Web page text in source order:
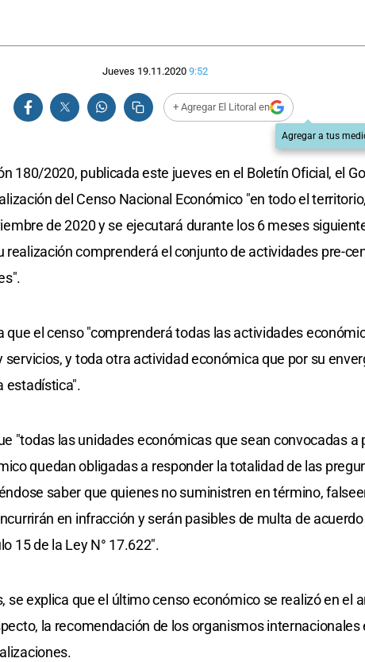
Jueves 19.11.2020 9:52
+ Agregar El Litoral en
Agregar a tus
180/2020, publicada este jueves en el Boletín Oficial, el
del Censo Nacional Económico "en todo el
de 2020 y se ejecutará durante los 6 meses
realización comprenderá el conjunto de actividades pre-
que el censo "comprenderá todas las actividades
servicios, y toda otra actividad económica que por su
estadística".
"todas las unidades económicas que sean convocadas a
quedan obligadas a responder la totalidad de las
saber que quienes no suministren en término,
en infracción y serán pasibles de multa de
15 de la Ley N° 17.622".
se explica que el último censo económico se realizó en el
la recomendación de los organismos internacionales